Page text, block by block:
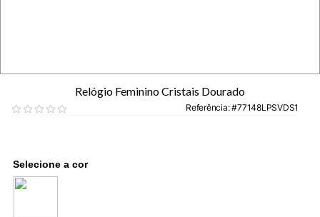
Relógio Feminino Cristais Dourado
Referência: 77148LPSVDS1